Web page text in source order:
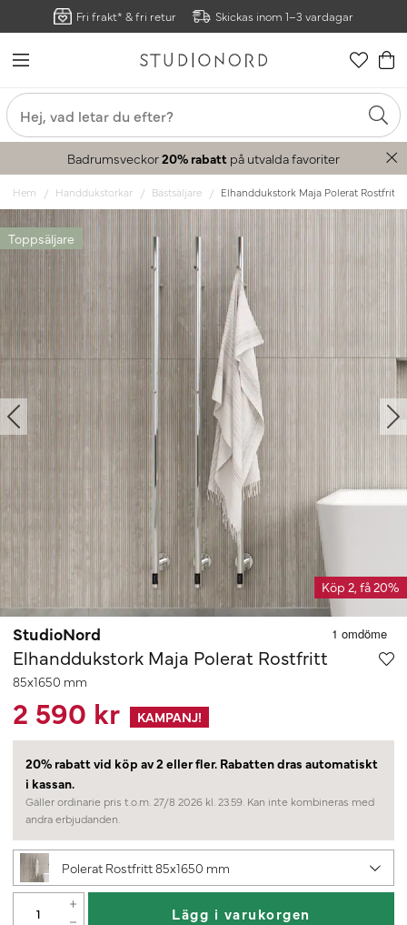
Fri frakt* & fri retur Skickas inom 1–3 vardagar
Badrumsveckor20% rabatt på utvalda favoriter
Hem Handdukstorkar Bästsäljare Elhanddukstork Maja Polerat Rostfritt
Toppsäljare
Köp 2, få 20%
StudioNord
Elhanddukstork Maja Polerat Rostfritt
85x1650 mm
2 590 kr KAMPANJ!
20% rabatt vid köp av 2 eller fler. Rabatten dras automatiskt
i kassan.
Gäller ordinarie pris t.o.m. 27/8 2026 kl. 23.59. Kan inte kombineras med
andra erbjudanden.
Polerat Rostfritt 85x1650 mm
Lägg i varukorgen